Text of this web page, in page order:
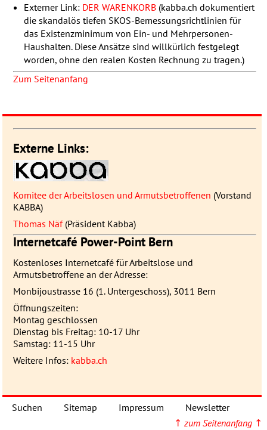
Externer Link: DER WARENKORB(kabba.ch dokumentiert
die skandalös tiefen SKOS-Bemessungsrichtlinien für
das Existenzminimum von Ein- und Mehrpersonen-
Haushalten. Diese Ansätze sind willkürlich festgelegt
worden, ohne den realen Kosten Rechnung zu tragen.)
Zum Seitenanfang
Externe Links:
Komitee der Arbeitslosen und Armutsbetroffenen (Vorstand
KABBA)
Thomas Näf(Präsident Kabba)
Internetcafé Power-Point Bern
Kostenloses Internetcafé für Arbeitslose und
Armutsbetroffene an der Adresse:
Monbijoustrasse 16 (1. Untergeschoss), 3011 Bern
Öffnungszeiten:
Montag geschlossen
Dienstag bis Freitag: 10-17 Uhr
Samstag: 11-15 Uhr
Weitere Infos: kabba.ch
↑ zum Seitenanfang ↑
Suchen Sitemap Impressum Newsletter